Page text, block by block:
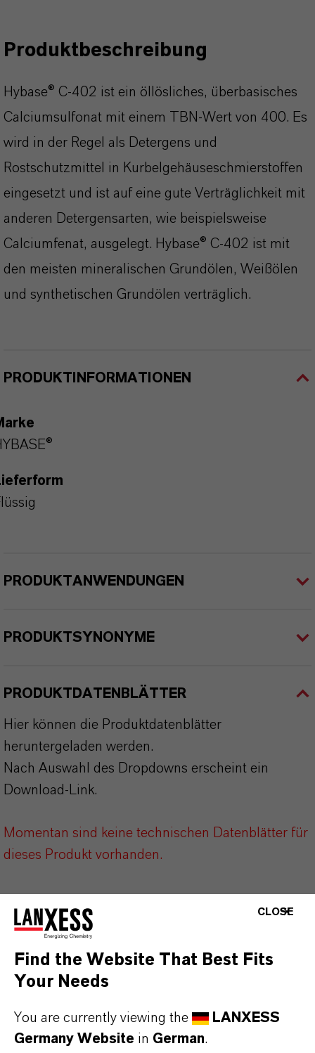
Produktbeschreibung
Hybase® C-402 ist ein öllösliches, überbasisches
Calciumsulfonat mit einem TBN-Wert von 400. Es
wird in der Regel als Detergens und
Rostschutzmittel in Kurbelgehäuseschmierstoffen
eingesetzt und ist auf eine gute Verträglichkeit mit
anderen Detergensarten, wie beispielsweise
Calciumfenat, ausgelegt. Hybase® C-402 ist mit
den meisten mineralischen Grundölen, Weißölen
und synthetischen Grundölen verträglich.
PRODUKTINFORMATIONEN
PRODUKTANWENDUNGEN
PRODUKTSYNONYME
PRODUKTDATENBLÄTTER
Hier können die Produktdatenblätter
heruntergeladen werden.
Nach Auswahl des Dropdowns erscheint ein
Download-Link.
Momentan sind keine technischen Datenblätter für
dieses Produkt vorhanden.
DARUMLANXESS!
wir weit mehr als nur hochwertige Produkte: Wir
stehen für Zuverlässigkeit, Innovationskraft und
CLOSE
Find the Website That Best Fits
Your Needs
You are currently viewing the
LANXESS
Germany Website in German.